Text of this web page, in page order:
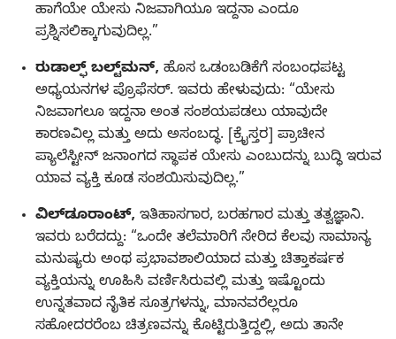
ಹಾಗೆಯೇ ಯೇಸು ನಿಜವಾಗಿಯೂ ಇದ್ದನಾ ಎಂದೂ
ಪ್ರಶ್ನಿಸಲಿಕ್ಕಾಗುವುದಿಲ್ಲ.”
ರುಡಾಲ್ಫ್‌ ಬಲ್ಟ್‌ಮನ್‌, ಹೊಸ ಒಡಂಬಡಿಕೆಗೆ ಸಂಬಂಧಪಟ್ಟ
ಅಧ್ಯಯನಗಳ ಪ್ರೊಫೆಸರ್‌. ಇವರು ಹೇಳುವುದು: “ಯೇಸು
ನಿಜವಾಗಲೂ ಇದ್ದನಾ ಅಂತ ಸಂಶಯಪಡಲು ಯಾವುದೇ
ಕಾರಣವಿಲ್ಲ ಮತ್ತು ಅದು ಅಸಂಬದ್ಧ. [ಕ್ರೈಸ್ತರ] ಪ್ರಾಚೀನ
ಪ್ಯಾಲೆಸ್ಟೀನ್‌ ಜನಾಂಗದ ಸ್ಥಾಪಕ ಯೇಸು ಎಂಬುದನ್ನು ಬುದ್ಧಿ ಇರುವ
ಯಾವ ವ್ಯಕ್ತಿ ಕೂಡ ಸಂಶಯಿಸುವುದಿಲ್ಲ.”
ವಿಲ್‌ಡೂರಾಂಟ್‌, ಇತಿಹಾಸಗಾರ, ಬರಹಗಾರ ಮತ್ತು ತತ್ವಜ್ಞಾನಿ.
ಇವರು ಬರೆದದ್ದು: “ಒಂದೇ ತಲೆಮಾರಿಗೆ ಸೇರಿದ ಕೆಲವು ಸಾಮಾನ್ಯ
ಮನುಷ್ಯರು ಅಂಥ ಪ್ರಭಾವಶಾಲಿಯಾದ ಮತ್ತು ಚಿತ್ತಾಕರ್ಷಕ
ವ್ಯಕ್ತಿಯನ್ನು ಊಹಿಸಿ ವರ್ಣಿಸಿರುವಲ್ಲಿ ಮತ್ತು ಇಷ್ಟೊಂದು
ಉನ್ನತವಾದ ನೈತಿಕ ಸೂತ್ರಗಳನ್ನು, ಮಾನವರೆಲ್ಲರೂ
ಸಹೋದರರೆಂಬ ಚಿತ್ರಣವನ್ನು ಕೊಟ್ಟಿರುತ್ತಿದ್ದಲ್ಲಿ, ಅದು ತಾನೇ